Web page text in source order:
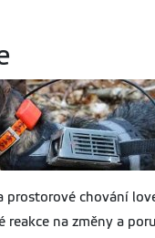
chování
reakce na změny a